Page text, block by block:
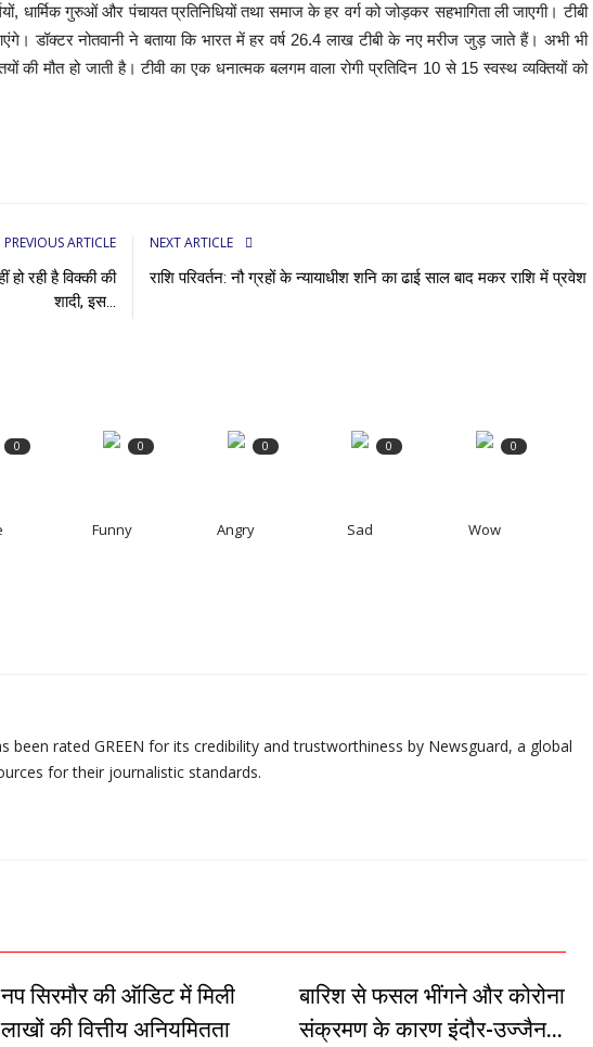
धार्मिक गुरुओं और पंचायत प्रतिनिधियों तथा समाज के हर वर्ग को जोड़कर सहभागिता ली जाएगी। टीबी
डॉक्टर नोतवानी ने बताया कि भारत में हर वर्ष 26.4 लाख टीबी के नए मरीज जुड़ जाते हैं। अभी भी
की मौत हो जाती है। टीवी का एक धनात्मक बलगम वाला रोगी प्रतिदिन 10 से 15 स्वस्थ व्यक्तियों को
PREVIOUS ARTICLE
रही है विक्की की
शादी, इस...
NEXT ARTICLE
राशि परिवर्तन: नौ ग्रहों के न्यायाधीश शनि का ढाई साल बाद मकर राशि में प्रवेश
0 0
Funny
0
Angry
0
Sad
0
Wow
been rated GREEN for its credibility and trustworthiness by Newsguard, a global
for their journalistic standards.
नप सिरमौर की ऑडिट में मिली
लाखों की वित्तीय अनियमितता
बारिश से फसल भींगने और कोरोना
संक्रमण के कारण इंदौर-उज्जैन...